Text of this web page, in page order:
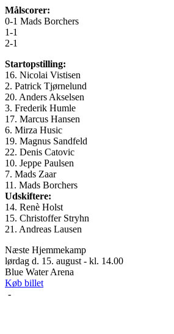
Målscorer:
0-1 Mads Borchers
1-1
2-1
Startopstilling:
16. Nicolai Vistisen
2. Patrick Tjørnelund
20. Anders Akselsen
3. Frederik Humle
17. Marcus Hansen
6. Mirza Husic
19. Magnus Sandfeld
22. Denis Catovic
10. Jeppe Paulsen
7. Mads Zaar
11. Mads Borchers
Udskiftere:
14. Renè Holst
15. Christoffer Stryhn
21. Andreas Lausen
Næste Hjemmekamp
lørdag d. 15. august - kl. 14.00
Blue Water Arena
Køb billet
-